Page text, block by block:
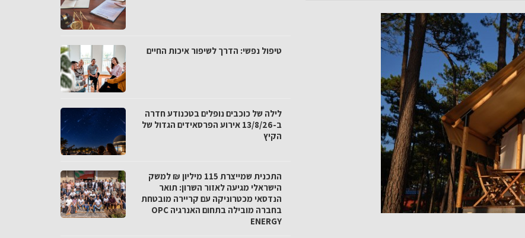
טיפול נפשי: הדרך לשיפור איכות החיים
לילה של כוכבים נופלים בטכנודע חדרה
ב-13/8/26 אירוע הפרסאידים הגדול של
הקיץ
התכנית שמייצרת 115 מיליון ₪ למשק
הישראלי מגיעה לאזור השרון: תואר
הנדסאי מכטרוניקה עם קריירה מובטחת
בחברה מובילה בתחום האנרגיה OPC
ENERGY